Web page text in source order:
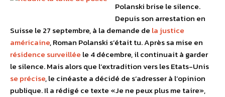
Polanski brise le silence.
Depuis son arrestation en
Suisse le 27 septembre, à la demande de la justice
américaine, Roman Polanski s’était tu. Après sa mise en
résidence surveillée le 4 décembre, il continuait à garder
le silence. Mais alors que l’extradition vers les Etats-Unis
se précise, le cinéaste a décidé de s’adresser à l’opinion
publique. Il a rédigé ce texte «Je ne peux plus me taire»,